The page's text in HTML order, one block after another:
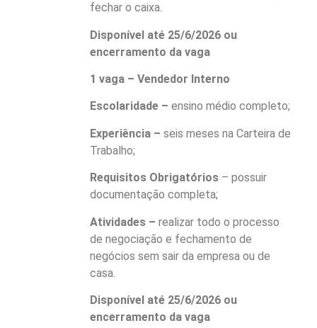
fechar o caixa.
Disponível até 25/6/2026 ou
encerramento da vaga
1 vaga – Vendedor Interno
Escolaridade – ensino médio completo;
Experiência –seis meses na Carteira de
Trabalho;
Requisitos Obrigatórios – possuir
documentação completa;
Atividades –realizar todo o processo
de negociação e fechamento de
negócios sem sair da empresa ou de
casa.
Disponível até 25/6/2026 ou
encerramento da vaga